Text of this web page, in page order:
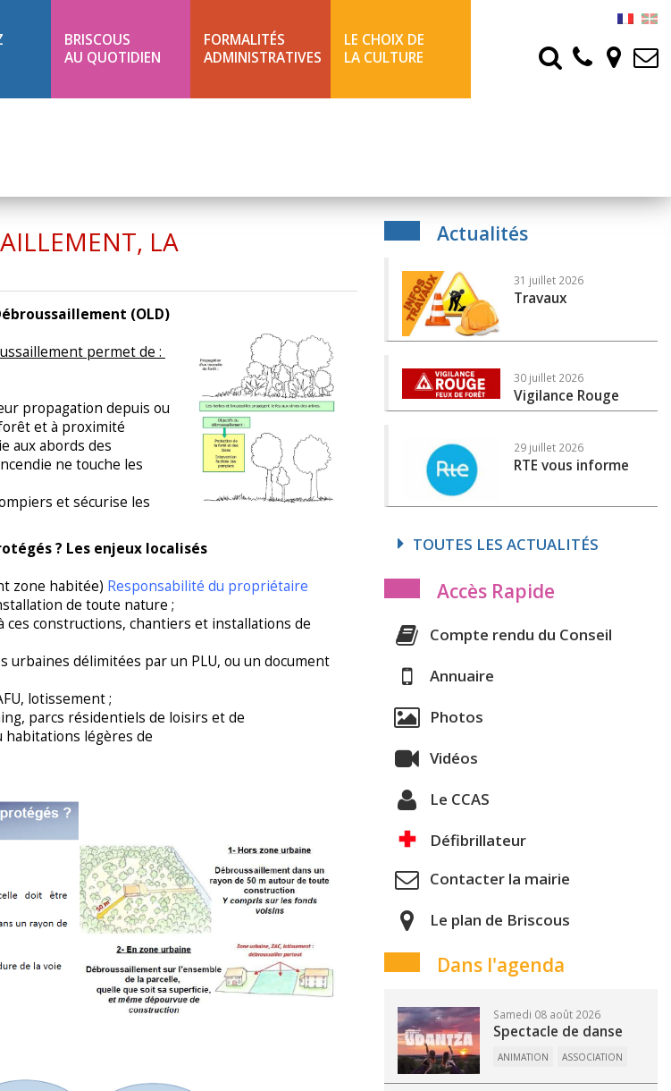
BRISCOUS
AU QUOTIDIEN
FORMALITÉS
ADMINISTRATIVES
LE CHOIX DE
LA CULTURE
LA
de Débroussaillement (OLD)
permet de :
propagation depuis ou
et à proximité
aux abords des
ne touche les
et sécurise les
? Les enjeux localisés
zone habitée) Responsabilité du propriétaire
de toute nature ;
ces constructions, chantiers et installations de
urbaines délimitées par un PLU, ou un document
lotissement ;
parcs résidentiels de loisirs et de
habitations légères de
Actualités
31 juillet 2026
Travaux
30 juillet 2026
Vigilance Rouge
29 juillet 2026
RTE vous informe
TOUTES LES ACTUALITÉS
Accès Rapide
Compte rendu du Conseil
Annuaire
Photos
Vidéos
Le CCAS
Défibrillateur
Contacter la mairie
Le plan de Briscous
Dans l'agenda
Samedi 08 août 2026
Spectacle de danse
ANIMATION ASSOCIATION